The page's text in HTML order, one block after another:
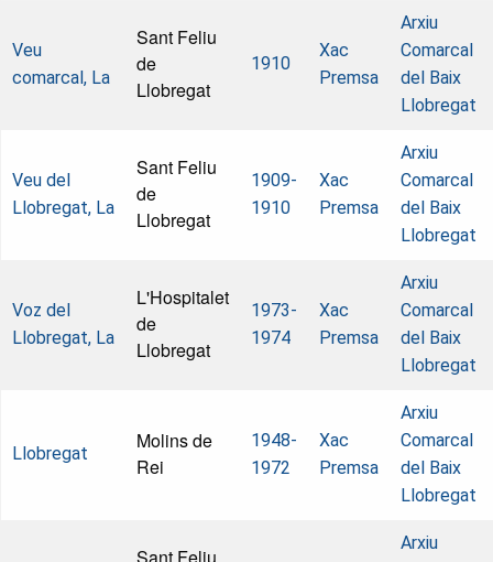
Veu
comarcal, La
Sant Feliu
de
Llobregat
1910
Xac
Premsa
Arxiu
Comarcal
del Baix
Llobregat
Veu del
Llobregat, La
Sant Feliu
de
Llobregat
1909-
1910
Xac
Premsa
Arxiu
Comarcal
del Baix
Llobregat
Voz del
Llobregat, La
L'Hospitalet
de
Llobregat
1973-
1974
Xac
Premsa
Arxiu
Comarcal
del Baix
Llobregat
Llobregat
Molins de
Rei
1948-
1972
Xac
Premsa
Arxiu
Comarcal
del Baix
Llobregat
Arxiu